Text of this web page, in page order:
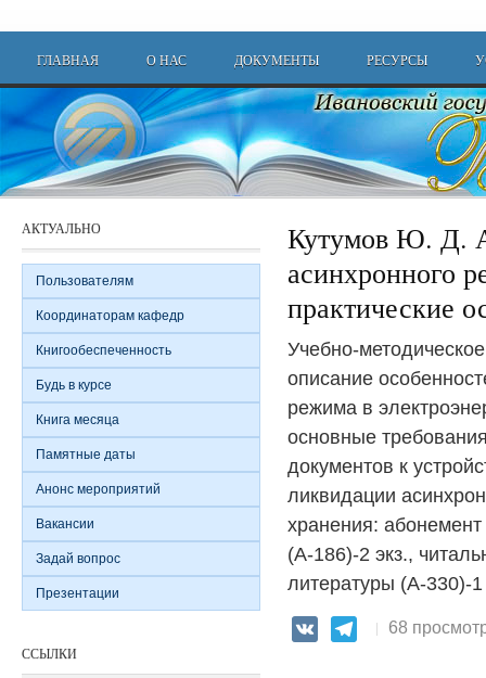
Main menu
ГЛАВНАЯ О НАС ДОКУМЕНТЫ РЕСУРСЫ
Кутумов Ю. Д.
асинхронного
практические
Учебно-
описание
режима в
основные
документов к
ликвидации
хранения:
(А-186)-2 экз.,
литературы (А-330)-1
VK Telegram
68
АКТУАЛЬНО
Пользователям
Координаторам кафедр
Книгообеспеченность
Будь в курсе
Книга месяца
Памятные даты
Анонс мероприятий
Вакансии
Задай вопрос
Презентации
ССЫЛКИ